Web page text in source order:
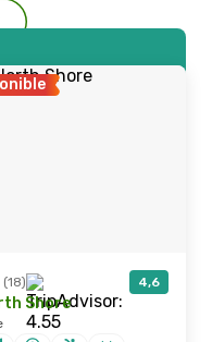
(18) 4,6
Shore